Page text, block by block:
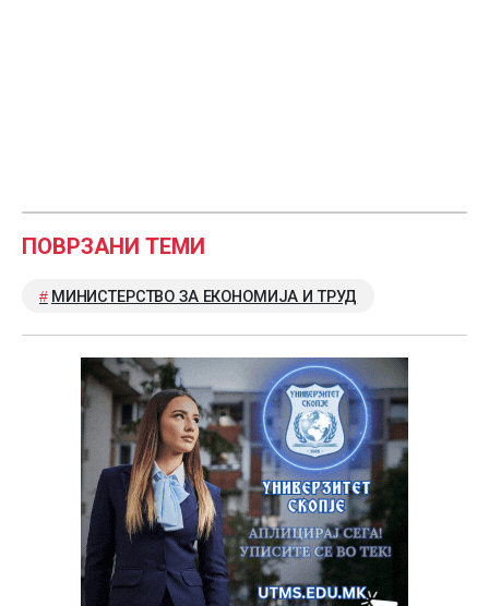
ПОВРЗАНИ ТЕМИ
МИНИСТЕРСТВО ЗА ЕКОНОМИЈА И ТРУД